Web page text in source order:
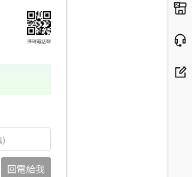
掃碼電話聊
回電給我